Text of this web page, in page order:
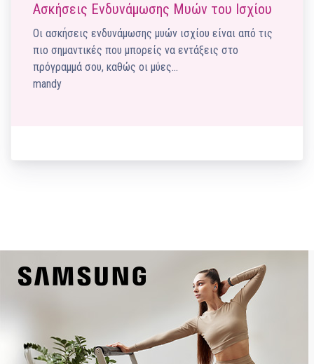
Ασκήσεις Ενδυνάμωσης Μυών του Ισχίου
Οι ασκήσεις ενδυνάμωσης μυών ισχίου είναι από τις
πιο σημαντικές που μπορείς να εντάξεις στο
πρόγραμμά σου, καθώς οι μύες…
mandy